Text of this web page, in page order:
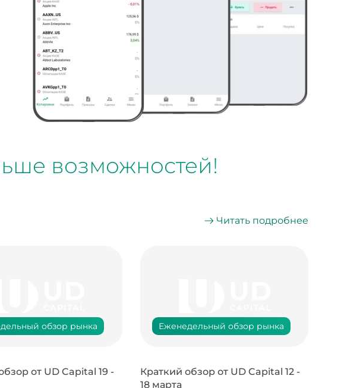
возможностей!
Читать подробнее
обзор рынка
от UD Capital 19 -
Еженедельный обзор рынка
Краткий обзор от UD Capital 12 -
18 марта